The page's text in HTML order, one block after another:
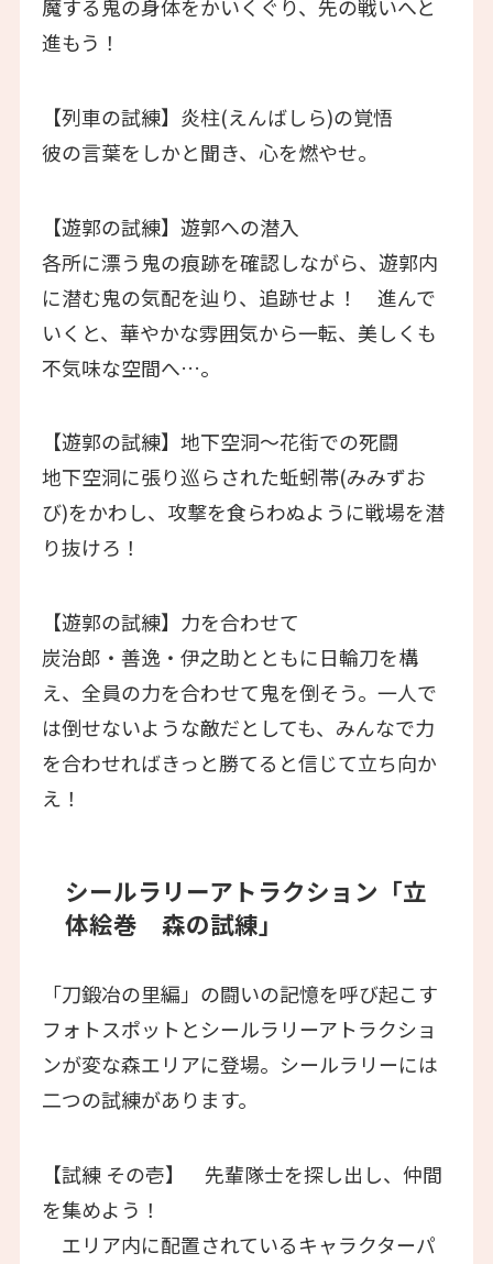
魔する鬼の身体をかいくぐり、先の戦いへと
進もう！
【列車の試練】炎柱(えんばしら)の覚悟
彼の言葉をしかと聞き、心を燃やせ。
【遊郭の試練】遊郭への潜入
各所に漂う鬼の痕跡を確認しながら、遊郭内
に潜む鬼の気配を辿り、追跡せよ！ 進んで
いくと、華やかな雰囲気から一転、美しくも
不気味な空間へ…。
【遊郭の試練】地下空洞～花街での死闘
地下空洞に張り巡らされた蚯蚓帯(みみずお
び)をかわし、攻撃を食らわぬように戦場を潜
り抜けろ！
【遊郭の試練】力を合わせて
炭治郎・善逸・伊之助とともに日輪刀を構
え、全員の力を合わせて鬼を倒そう。一人で
は倒せないような敵だとしても、みんなで力
を合わせればきっと勝てると信じて立ち向か
え！
シールラリーアトラクション「立
体絵巻 森の試練」
「刀鍛冶の里編」の闘いの記憶を呼び起こす
フォトスポットとシールラリーアトラクショ
ンが変な森エリアに登場。シールラリーには
二つの試練があります。
【試練 その壱】 先輩隊士を探し出し、仲間
を集めよう！
エリア内に配置されているキャラクターパ